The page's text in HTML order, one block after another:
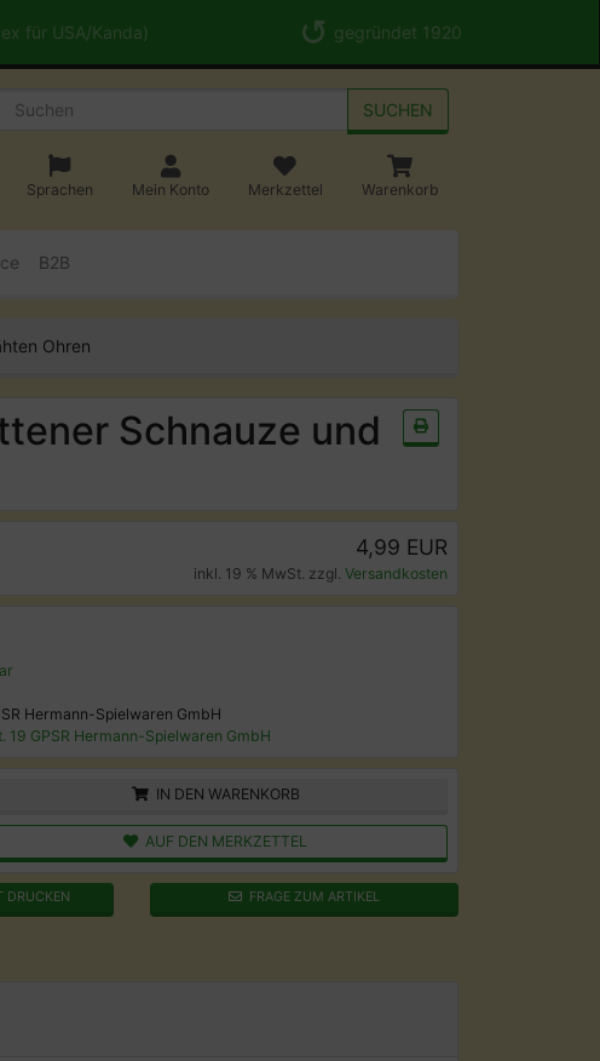
für USA/Kanda) gegründet 1920
SUCHEN
Sprachen Mein Konto Merkzettel Warenkorb
B2B
Ohren
Schnauze und
4,99 EUR
inkl. 19 % MwSt. zzgl. Versandkosten
Hermann-Spielwaren GmbH
19 GPSR Hermann-Spielwaren GmbH
IN DEN WARENKORB
AUF DEN MERKZETTEL
DRUCKEN FRAGE ZUM ARTIKEL